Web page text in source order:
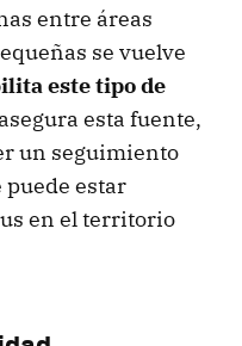
entre áreas
se vuelve
este tipo de
esta fuente,
un seguimiento
puede estar
en el territorio